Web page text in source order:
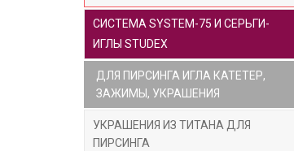
СИСТЕМА SYSTEM-75 И СЕРЬГИ-
ИГЛЫ STUDEX
ДЛЯ ПИРСИНГА ИГЛА КАТЕТЕР,
ЗАЖИМЫ, УКРАШЕНИЯ
УКРАШЕНИЯ ИЗ ТИТАНА ДЛЯ
ПИРСИНГА